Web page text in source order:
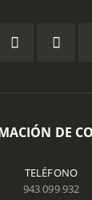
DE
TELÉFONO
943 099 932